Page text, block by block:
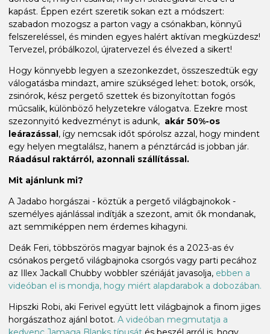
kapást. Éppen ezért szeretik sokan ezt a módszert:
szabadon mozogsz a parton vagy a csónakban, könnyű
felszereléssel, és minden egyes halért aktívan megküzdesz!
Tervezel, próbálkozol, újratervezel és élvezed a sikert!
Hogy könnyebb legyen a szezonkezdet, összeszedtük egy
válogatásba mindazt, amire szükséged lehet: botok, orsók,
zsinórok, kész pergető szettek és bizonyítottan fogós
műcsalik, különböző helyzetekre válogatva. Ezekre most
szezonnyitó kedvezményt is adunk, akár 50%-os
leárazással, így nemcsak időt spórolsz azzal, hogy mindent
egy helyen megtalálsz, hanem a pénztárcád is jobban jár.
Ráadásul raktárról, azonnali szállítással.
Mit ajánlunk mi?
A Jadabo horgászai - köztük a pergető világbajnokok -
személyes ajánlással indítják a szezont, amit ők mondanak,
azt semmiképpen nem érdemes kihagyni.
Deák Feri, többszörös magyar bajnok és a 2023-as év
csónakos pergető világbajnoka csorgós vagy parti pecához
az Illex Jackall Chubby wobbler szériáját javasolja, ebben a
videóban el is mondja, hogy miért alapdarabok a dobozában.
Hipszki Robi, aki Ferivel együtt lett világbajnok a finom jiges
horgászathoz ajánl botot. A videóban megmutatja a